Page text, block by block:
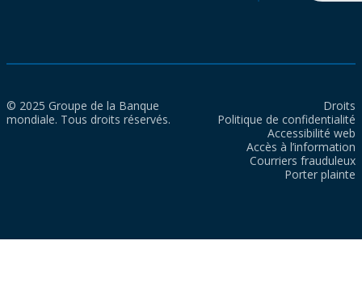
© 2025 Groupe de la Banque
mondiale. Tous droits réservés.
Droits
Politique de confidentialité
Accessibilité web
Accès à l’information
Courriers frauduleux
Porter plainte